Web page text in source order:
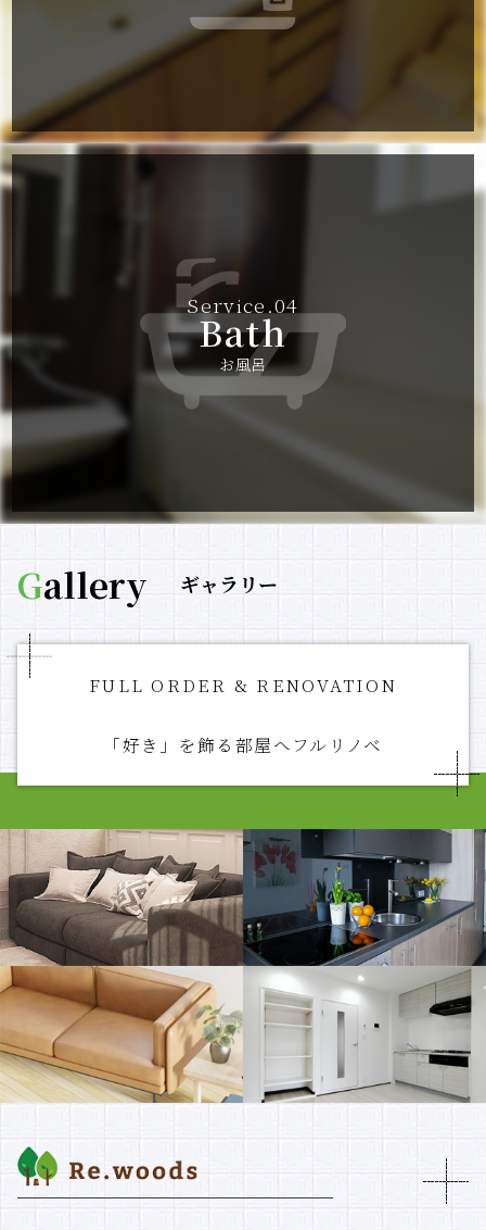
HOME
Re.woordについて
施工事例
会社概要
Service.04
Bath
お風呂
Gallery ギャラリー
FULL ORDER & RENOVATION
「好き」を飾る部屋へフルリノベ